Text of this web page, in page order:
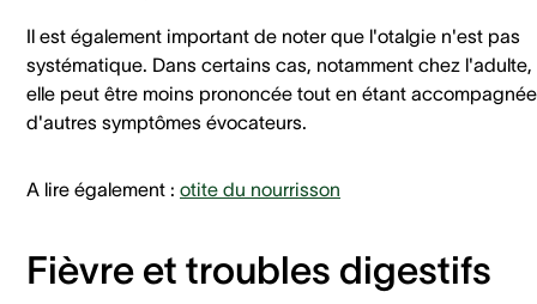
Il est également important de noter que l'otalgie n'est pas
systématique. Dans certains cas, notamment chez l'adulte,
elle peut être moins prononcée tout en étant accompagnée
d'autres symptômes évocateurs.
A lire également : otite du nourrisson
Fièvre et troubles digestifs